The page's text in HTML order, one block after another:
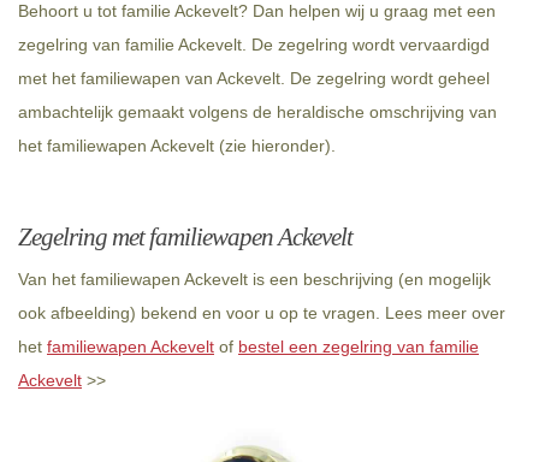
Behoort u tot familie Ackevelt? Dan helpen wij u graag met een
zegelring van familie Ackevelt. De zegelring wordt vervaardigd
met het familiewapen van Ackevelt. De zegelring wordt geheel
ambachtelijk gemaakt volgens de heraldische omschrijving van
het familiewapen Ackevelt (zie hieronder).
Zegelring met familiewapen Ackevelt
Van het familiewapen Ackevelt is een beschrijving (en mogelijk
ook afbeelding) bekend en voor u op te vragen. Lees meer over
het familiewapen Ackevelt of bestel een zegelring van familie
Ackevelt >>